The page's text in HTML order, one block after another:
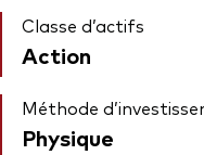
Classe d’actifs
Action
Méthode
Physique